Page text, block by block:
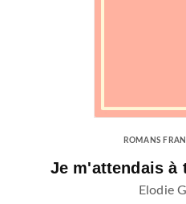
ROMANS
Je m'attendais à
Elodie